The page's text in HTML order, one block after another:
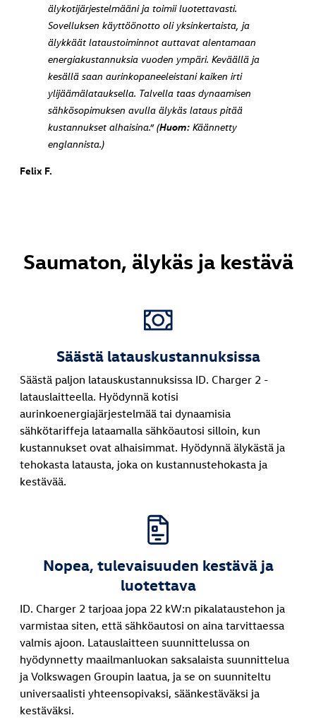
älykotijärjestelmääni ja toimii luotettavasti.
Sovelluksen käyttöönotto oli yksinkertaista, ja
älykkäät lataustoiminnot auttavat alentamaan
energiakustannuksia vuoden ympäri. Keväällä ja
kesällä saan aurinkopaneeleistani kaiken irti
ylijäämälatauksella. Talvella taas dynaamisen
sähkösopimuksen avulla älykäs lataus pitää
kustannukset alhaisina.” (Huom: Käännetty
englannista.)
Felix F.
Saumaton, älykäs ja kestävä
Säästä latauskustannuksissa
Säästä paljon latauskustannuksissa ID. Charger 2 -
latauslaitteella. Hyödynnä kotisi
aurinkoenergiajärjestelmää tai dynaamisia
sähkötariffeja lataamalla sähköautosi silloin, kun
kustannukset ovat alhaisimmat. Hyödynnä älykästä ja
tehokasta latausta, joka on kustannustehokasta ja
kestävää.
Nopea, tulevaisuuden kestävä ja
luotettava
ID. Charger 2 tarjoaa jopa 22 kW:n pikalataustehon ja
varmistaa siten, että sähköautosi on aina tarvittaessa
valmis ajoon. Latauslaitteen suunnittelussa on
hyödynnetty maailmanluokan saksalaista suunnittelua
ja Volkswagen Groupin laatua, ja se on suunniteltu
universaalisti yhteensopivaksi, säänkestäväksi ja
kestäväksi.